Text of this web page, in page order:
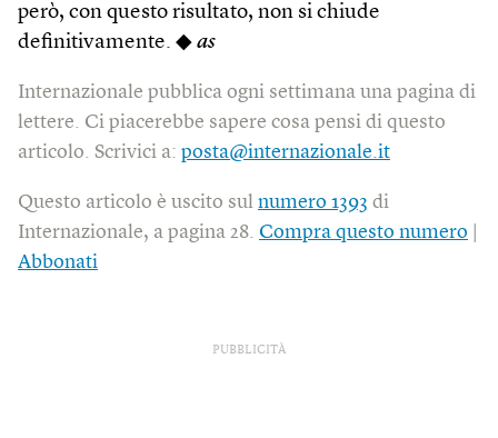
però, con questo risultato, non si chiude
definitivamente. ◆ as
Internazionale pubblica ogni settimana una pagina di
lettere. Ci piacerebbe sapere cosa pensi di questo
articolo. Scrivici a: posta@internazionale.it
Questo articolo è uscito sul numero 1393 di
Internazionale, a pagina 28. Compra questo numero
Abbonati
PUBBLICITÀ